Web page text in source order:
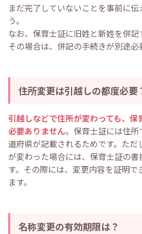
まだ完了していないことを事前に伝
う。
なお、保育士証に旧姓と新姓を併記
その場合は、併記の手続きが別途必
住所変更は引越しの都度必要
引越しなどで住所が変わっても、保
必要ありません。保育士証には住所
道府県が記載されるためです。ただ
が変わった場合には、保育士証の書
す。その際には、変更内容を証明で
ます。
名称変更の有効期限は？